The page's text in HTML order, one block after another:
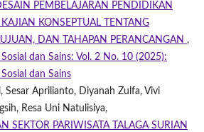
PEMBELAJARAN PENDIDIKAN
KONSEPTUAL TENTANG
DAN TAHAPAN PERANCANGAN ,
dan Sains: Vol. 2 No. 10 (2025):
dan Sains
Sesar Aprilianto, Diyanah Zulfa, Vivi
Resa Uni Natulisiya,
SEKTOR PARIWISATA TALAGA SURIAN